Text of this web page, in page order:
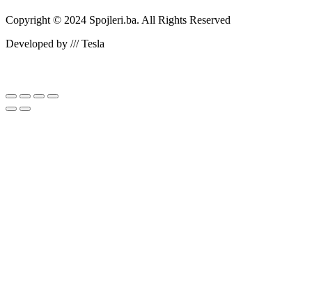
Copyright © 2024 Spojleri.ba. All Rights Reserved
Developed by /// Tesla